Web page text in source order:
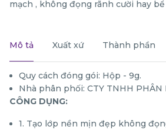
mạch , không đọng rãnh cười hay
Mô tả Xuất xứ Thành phần
Quy cách đóng gói: Hộp - 9g.
Nhà phân phối: CTY TNHH PHÂN
CÔNG DỤNG:
1. Tạo lớp nền mịn đẹp không